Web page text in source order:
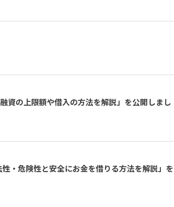
資の上限額や借入の方法を解説」を公開しまし
・危険性と安全にお金を借りる方法を解説」を